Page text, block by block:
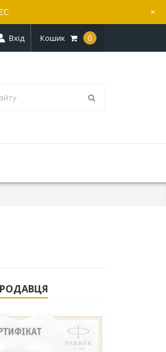
×
Вхід Кошик 0